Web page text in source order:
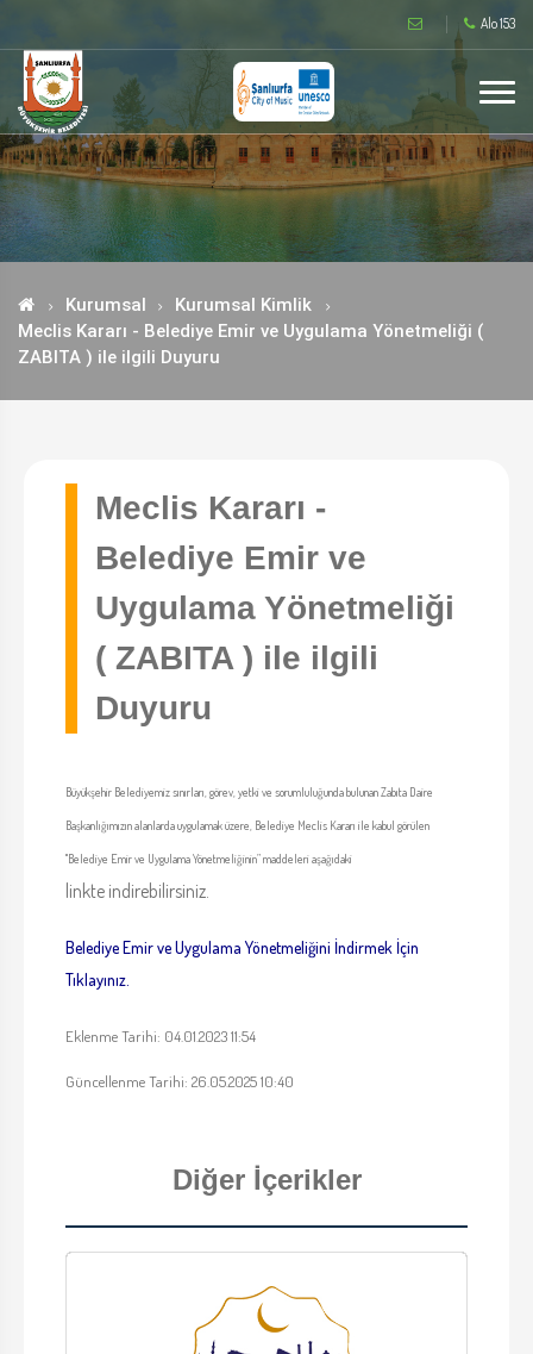
Alo 153
Kurumsal
Kurumsal Kimlik
Meclis Kararı - Belediye Emir ve Uygulama Yönetmeliği (
ZABITA ) ile ilgili Duyuru
Meclis Kararı -
Belediye Emir ve
Uygulama Yönetmeliği
( ZABITA ) ile ilgili
Duyuru
Büyükşehir Belediyemiz sınırları, görev, yetki ve sorumluluğunda bulunan Zabıta Daire
Başkanlığımızın alanlarda uygulamak üzere, Belediye Meclis Kararı ile kabul görülen
"Belediye Emir ve Uygulama Yönetmeliğinin” maddeleri aşağıdaki
linkte indirebilirsiniz.
Belediye Emir ve Uygulama Yönetmeliğini İndirmek İçin
Tıklayınız.
Eklenme Tarihi: 04.01.2023 11:54
Güncellenme Tarihi: 26.05.2025 10:40
Diğer İçerikler